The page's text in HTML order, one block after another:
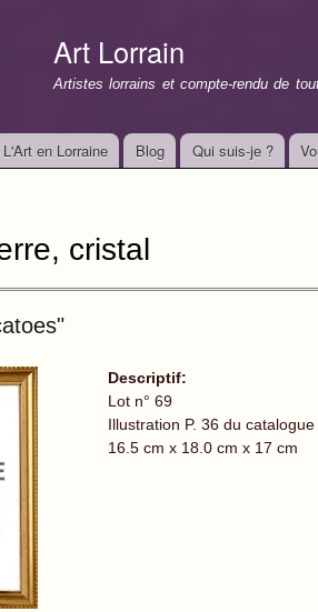
Art Lorrain
Artistes lorrains et compte-rendu de
L'Art en Lorraine Blog Qui suis-je ?
cristal
Descriptif:
Lot n° 69
Illustration P. 36 du catalogue
16.5 cm x 18.0 cm x 17 cm